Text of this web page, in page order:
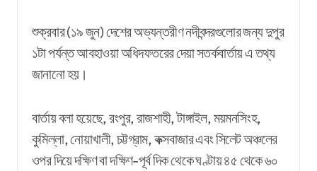
শুক্রবার (১৯ জুন) দেশের অভ্যন্তরীণ নদীবন্দরগুলোর জন্য দুপুর
১টা পর্যন্ত আবহাওয়া অধিদফতরের দেয়া সতর্কবার্তায় এ তথ্য
জানানো হয়।
বার্তায় বলা হয়েছে, রংপুর, রাজশাহী, টাঙ্গাইল, ময়মনসিংহ,
কুমিল্লা, নোয়াখালী, চট্টগ্রাম, কক্সবাজার এবং সিলেট অঞ্চলের
ওপর দিয়ে দক্ষিণ বা দক্ষিণ-পূর্ব দিক থেকে ঘণ্টায় ৪৫ থেকে ৬০